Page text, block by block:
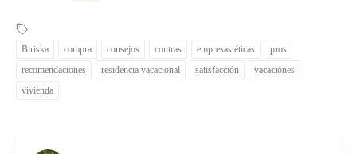
Biriska compra consejos contras empresas éticas
pros
recomendaciones
residencia vacacional satisfacción
vacaciones
vivienda